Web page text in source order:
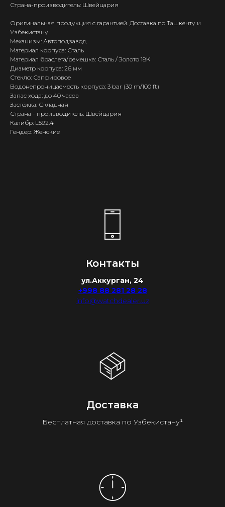
Страна-производитель: Швейцария
Оригинальная продукция с гарантией. Доставка по Ташкенту и
Узбекистану.
Механизм: Автоподзавод
Материал корпуса: Сталь
Материал браслета/ремешка: Сталь / Золото 18K
Диаметр корпуса: 26 мм
Стекло: Сапфировое
Водонепроницаемость корпуса: 3 bar (30 m/100 ft)
Запас хода: до 40 часов
Застёжка: Складная
Страна - производитель: Швейцария
Калибр: L592.4
Гендер: Женские
Контакты
ул.Аккурган, 24
+998 88 281 28 28
info@watchdealer.uz
Доставка
Бесплатная доставка по Узбекистану¹